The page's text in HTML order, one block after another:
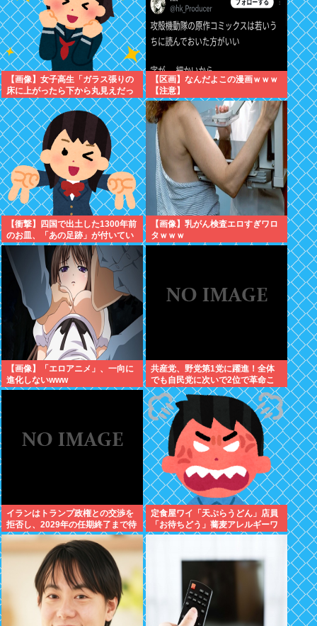
【画像】女子高生「ガラス張りの
床に上がったら下から丸見えだっ
たｗ」ﾊﾟｼｬ
【区画】なんだよこの漫画ｗｗｗ
【注意】
【衝撃】四国で出土した1300年前
のお皿、「あの足跡」が付いてい
る模様www
【画像】乳がん検査エロすぎワロ
タｗｗｗ
【画像】「エロアニメ」、一向に
進化しないwww
共産党、野党第1党に躍進！全体
でも自民党に次いで2位で革命こ
こに成就w
イランはトランプ政権との交渉を
拒否し、2029年の任期終了まで待
つと表明した
定食屋ワイ「天ぷらうどん」店員
「お待ちどう」蕎麦アレルギーワ
イ「これそばと一緒に茹でた？」